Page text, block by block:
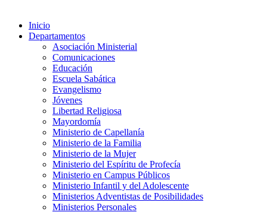
Inicio
Departamentos
Asociación Ministerial
Comunicaciones
Educación
Escuela Sabática
Evangelismo
Jóvenes
Libertad Religiosa
Mayordomía
Ministerio de Capellanía
Ministerio de la Familia
Ministerio de la Mujer
Ministerio del Espíritu de Profecía
Ministerio en Campus Públicos
Ministerio Infantil y del Adolescente
Ministerios Adventistas de Posibilidades
Ministerios Personales